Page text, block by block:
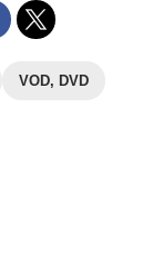
VOD, DVD